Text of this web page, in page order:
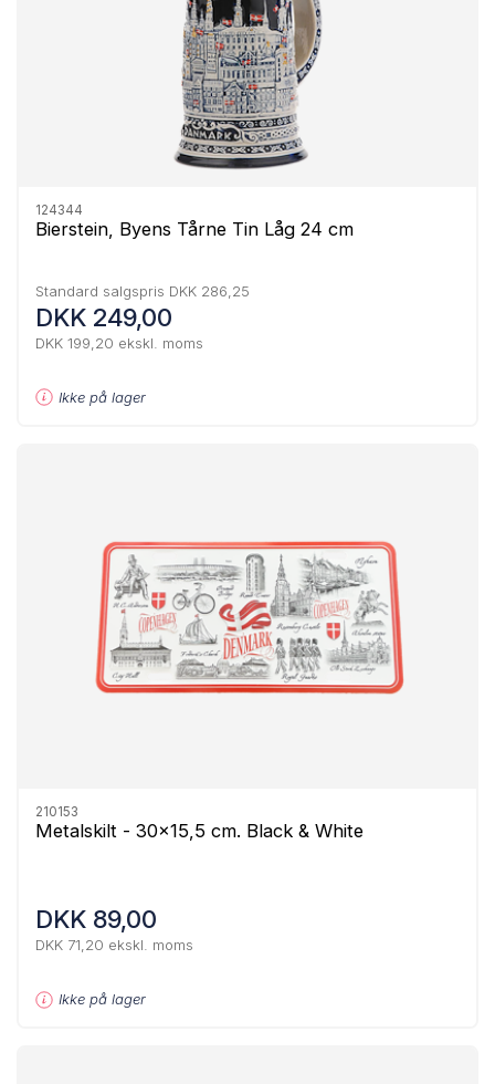
124344
Bierstein, Byens Tårne Tin Låg 24 cm
Standard salgspris DKK 286,25
DKK 249,00
DKK 199,20 ekskl. moms
Ikke på lager
210153
Metalskilt - 30x15,5 cm. Black & White
DKK 89,00
DKK 71,20 ekskl. moms
Ikke på lager